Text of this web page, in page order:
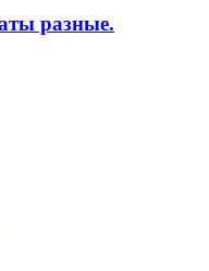
разные.